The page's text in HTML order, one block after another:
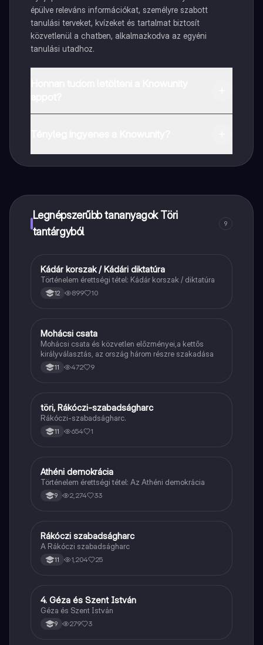
épülve releváns információkat, személyre szabott
tanulási terveket, kvízeket és tartalmat biztosít
közvetlenül a chatben, alkalmazkodva az egyéni
tanulási utadhoz.
Legnépszerűbb tananyagok Töri
tantárgyból
9
Töri
Kádár korszak / Kádári diktatúra
Történelem érettségi tétel: Kádár korszak / diktatúra
12 899 10
Töri
Mohácsi csata
Mohácsi csata és közvetlen előzményei,a kettős
királyválasztás, az ország három részre szakadása
11 472 9
Töri
töri, Rákóczi-szabadságharc
Rákóczi-szabadságharc.
11 654 1
Töri
Athéni demokrácia
Történelem érettségi tétel: Az Athéni demokrácia
9 2,274 33
Töri
Rákóczi szabadságharc
A Rákóczi szabadságharc
11 1,204 25
Töri
4. Géza és Szent István
Géza és Szent István
9 279 3